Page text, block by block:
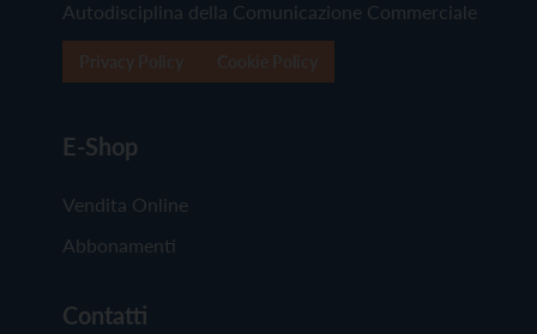
Autodisciplina della Comunicazione Commerciale
E-Shop
Vendita Online
Abbonamenti
Contatti